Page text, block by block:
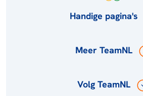
Handige pagina's
Meer TeamNL
Volg TeamNL